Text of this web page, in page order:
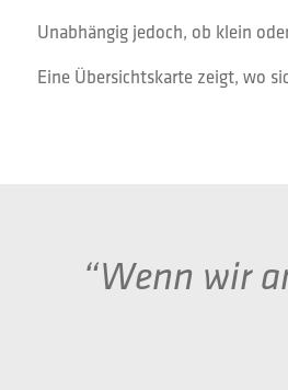
Unabhängig jedoch, ob klein
Eine Übersichtskarte zeigt, wo
“Wenn wir